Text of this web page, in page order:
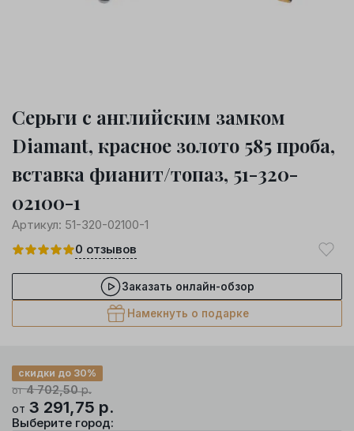
Серьги с английским замком
Diamant, красное золото 585 проба,
вставка фианит/топаз, 51-320-
02100-1
Артикул: 51-320-02100-1
0 отзывов
Заказать онлайн-обзор
Намекнуть о подарке
от4 702,50р.
скидки до 30%
от 3 291,75 р.
Выберите город: